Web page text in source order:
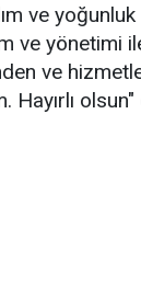
ve
ve yönetimi
ve